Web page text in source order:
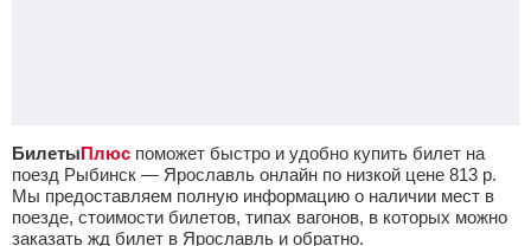
БилетыПлюс поможет быстро и удобно купить билет на
поезд Рыбинск — Ярославль онлайн по низкой цене 813 р.
Мы предоставляем полную информацию о наличии мест в
поезде, стоимости билетов, типах вагонов, в которых можно
заказать жд билет в Ярославль и обратно.